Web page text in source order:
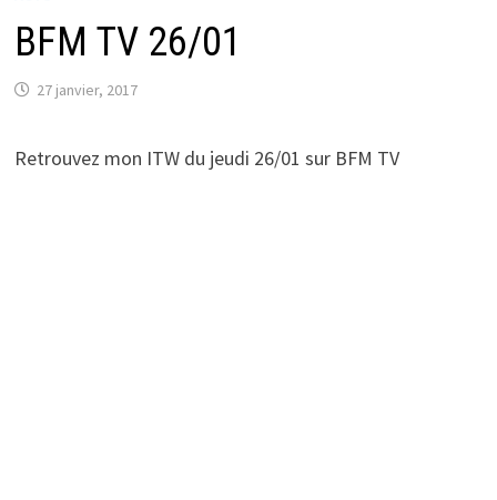
BFM TV 26/01
27 janvier, 2017
Retrouvez mon ITW du jeudi 26/01 sur BFM TV